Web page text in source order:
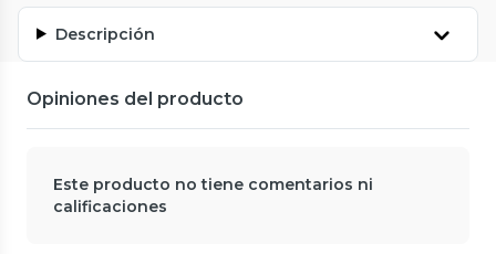
Descripción
Opiniones del producto
Este producto no tiene comentarios ni
calificaciones